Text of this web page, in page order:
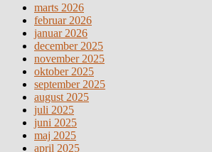
marts 2026
februar 2026
januar 2026
december 2025
november 2025
oktober 2025
september 2025
august 2025
juli 2025
juni 2025
maj 2025
april 2025